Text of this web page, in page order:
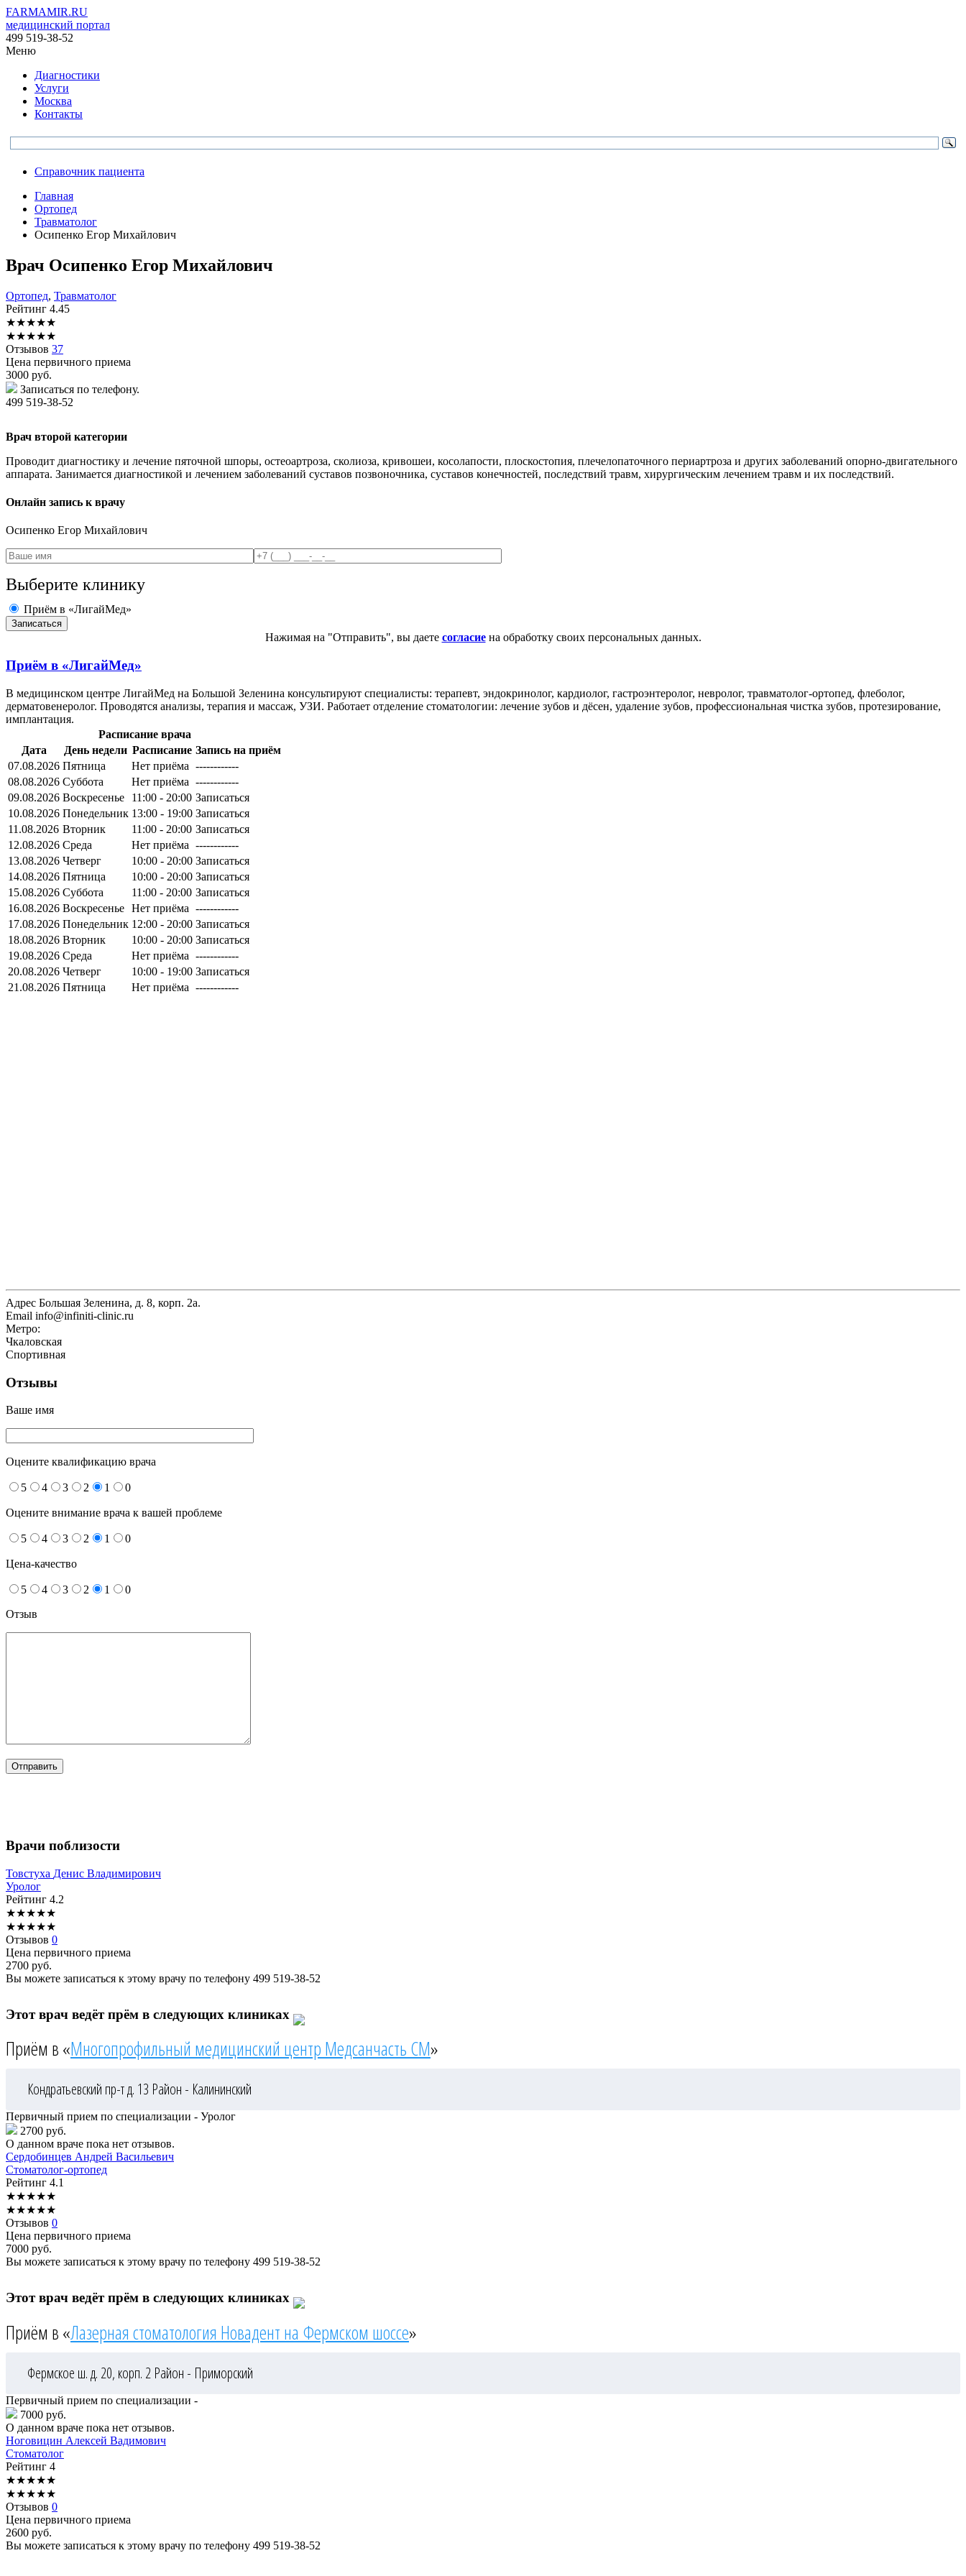
FARMAMIR.RU
медицинский портал
499 519-38-52
Меню
Диагностики
Услуги
Москва
Контакты
Справочник пациента
Главная
Ортопед
Травматолог
Осипенко Егор Михайлович
Врач Осипенко Егор Михайлович
Ортопед, Травматолог
Рейтинг 4.45
★★★★★
★★★★★
Отзывов 37
Цена первичного приема
3000 руб.
Записаться по телефону.
499 519-38-52
Врач второй категории
Проводит диагностику и лечение пяточной шпоры, остеоартроза, сколиоза, кривошеи, косолапости, плоскостопия, плечелопаточного периартроза и других заболеваний опорно-двигательного
аппарата. Занимается диагностикой и лечением заболеваний суставов позвоночника, суставов конечностей, последствий травм, хирургическим лечением травм и их последствий.
Онлайн запись к врачу
Осипенко Егор Михайлович
Выберите клинику
Приём в «ЛигайМед»
Нажимая на "Отправить", вы даете согласиена обработку своих персональных данных.
Приём в «ЛигайМед»
В медицинском центре ЛигайМед на Большой Зеленина консультируют специалисты: терапевт, эндокринолог, кардиолог, гастроэнтеролог, невролог, травматолог-ортопед, флеболог,
дерматовенеролог. Проводятся анализы, терапия и массаж, УЗИ. Работает отделение стоматологии: лечение зубов и дёсен, удаление зубов, профессиональная чистка зубов, протезирование,
имплантация.
Расписание врача
Дата
День недели Расписание Запись на приём
07.08.2026 Пятница Нет приёма ------------
08.08.2026 Суббота Нет приёма ------------
09.08.2026 Воскресенье 11:00 - 20:00 Записаться
10.08.2026 Понедельник 13:00 - 19:00 Записаться
11.08.2026 Вторник 11:00 - 20:00 Записаться
12.08.2026 Среда Нет приёма ------------
13.08.2026 Четверг 10:00 - 20:00 Записаться
14.08.2026 Пятница 10:00 - 20:00 Записаться
15.08.2026 Суббота 11:00 - 20:00 Записаться
16.08.2026 Воскресенье Нет приёма ------------
17.08.2026 Понедельник 12:00 - 20:00 Записаться
18.08.2026 Вторник 10:00 - 20:00 Записаться
19.08.2026 Среда Нет приёма ------------
20.08.2026 Четверг 10:00 - 19:00 Записаться
21.08.2026 Пятница Нет приёма ------------
Адрес Большая Зеленина, д. 8, корп. 2а.
Email info@infiniti-clinic.ru
Метро:
Чкаловская
Спортивная
Отзывы
Ваше имя
Оцените квалификацию врача
5 4 3 2 1 0
Оцените внимание врача к вашей проблеме
5 4 3 2 1 0
Цена-качество
5 4 3 2 1
0
Отзыв
Врачи поблизости
Товстуха Денис Владимирович
Уролог
Рейтинг 4.2
★★★★★
★★★★★
Отзывов 0
Цена первичного приема
2700 руб.
Вы можете записаться к этому врачу по телефону 499 519-38-52
Этот врач ведёт прём в следующих клиниках
Приём в «Многопрофильный медицинский центр Медсанчасть СМ»
Кондратьевский пр-т д. 13 Район - Калининский
Первичный прием по специализации - Уролог
2700 руб.
О данном враче пока нет отзывов.
Сердобинцев Андрей Васильевич
Стоматолог-ортопед
Рейтинг 4.1
★★★★★
★★★★★
Отзывов 0
Цена первичного приема
7000 руб.
Вы можете записаться к этому врачу по телефону 499 519-38-52
Этот врач ведёт прём в следующих клиниках
Приём в «Лазерная стоматология Новадент на Фермском шоссе»
Фермское ш. д. 20, корп. 2 Район - Приморский
Первичный прием по специализации -
7000 руб.
О данном враче пока нет отзывов.
Ноговицин Алексей Вадимович
Стоматолог
Рейтинг 4
★★★★★
★★★★★
Отзывов 0
Цена первичного приема
2600 руб.
Вы можете записаться к этому врачу по телефону 499 519-38-52